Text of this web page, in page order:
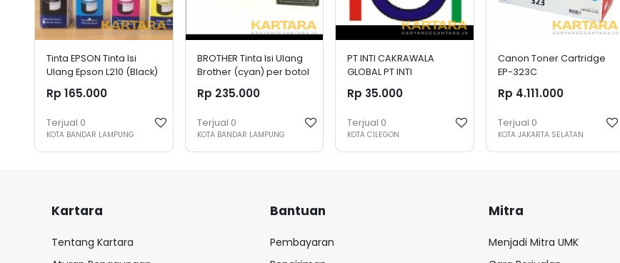
Tinta EPSON Tinta Isi
Ulang Epson L210 (Black)
Rp 165.000
Terjual 0
KOTA BANDAR LAMPUNG
BROTHER Tinta Isi Ulang
Brother (cyan) per botol
Rp 235.000
Terjual 0
KOTA BANDAR LAMPUNG
PT INTI CAKRAWALA
GLOBAL PT INTI
Rp 35.000
Terjual 0
KOTA CILEGON
Canon Toner Cartridge
EP-323C
Rp 4.111.000
Terjual 0
KOTA JAKARTA SELATAN
Kartara
Tentang Kartara
Bantuan
Pembayaran
Mitra
Menjadi Mitra UMK